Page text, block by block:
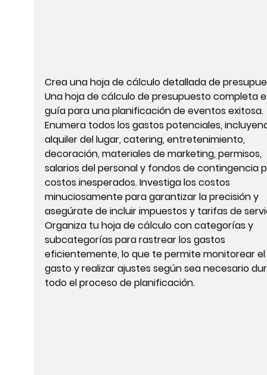
Crea una hoja de cálculo detallada de
Una hoja de cálculo de presupuesto completa
guía para una planificación de eventos exitosa.
Enumera todos los gastos potenciales,
alquiler del lugar, catering, entretenimiento,
decoración, materiales de marketing, permisos,
salarios del personal y fondos de contingencia
costos inesperados. Investiga los costos
minuciosamente para garantizar la precisión y
asegúrate de incluir impuestos y tarifas de
Organiza tu hoja de cálculo con categorías y
subcategorías para rastrear los gastos
eficientemente, lo que te permite monitorear el
gasto y realizar ajustes según sea necesario
todo el proceso de planificación.